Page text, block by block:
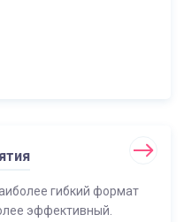
гибкий формат
эффективный.